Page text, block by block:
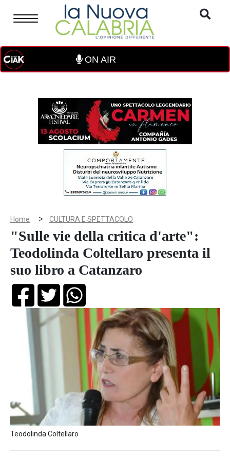
ON AIR
Home > CULTURA E SPETTACOLO
"Sulle vie della critica d'arte":
Teodolinda Coltellaro presenta il
suo libro a Catanzaro
Teodolinda Coltellaro